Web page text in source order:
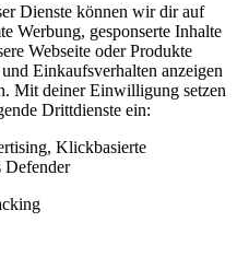
Dienste können wir dir auf
Werbung, gesponserte Inhalte
Webseite oder Produkte
Einkaufsverhalten anzeigen
Mit deiner Einwilligung setzen
Drittdienste ein:
Klickbasierte
Defender